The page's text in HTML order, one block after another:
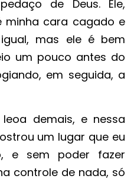
de Deus. Ele,
minha cara cagado e
mas ele é bem
um pouco antes do
em seguida, a
demais, e nessa
um lugar que eu
e sem poder fazer
controle de nada, só